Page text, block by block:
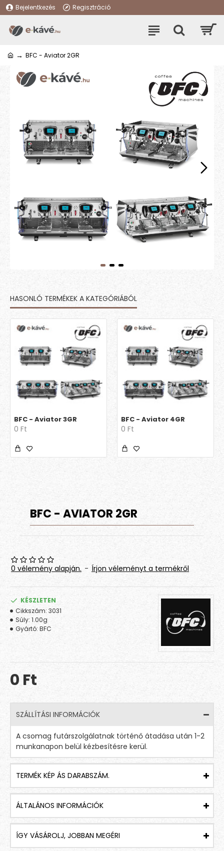
Bejelentkezés Regisztráció
BFC - Aviator 2GR
HASONLÓ TERMÉKEK A KATEGÓRIÁBÓL
BFC - Aviator 3GR
0 Ft
BFC - Aviator 4GR
0 Ft
BFC - AVIATOR 2GR
0 vélemény alapján. - Írjon véleményt a termékről
0 Ft
KÉSZLETEN
Cikkszám: 3031
Súly: 1.00g
Gyártó: BFC
SZÁLLÍTÁSI INFORMÁCIÓK
A csomag futárszolgálatnak történő átadása után 1-2
munkanapon belül kézbesítésre kerül.
TERMÉK KÉP ÁS DARABSZÁM.
ÁLTALÁNOS INFORMÁCIÓK
ÍGY VÁSÁROLJ, JOBBAN MEGÉRI